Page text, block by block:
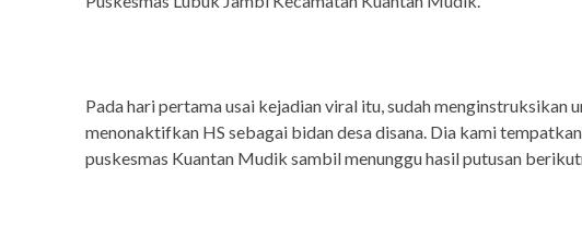
Pada hari pertama usai kejadian viral itu, sudah menginstruksikan
menonaktifkan HS sebagai bidan desa disana. Dia kami
puskesmas Kuantan Mudik sambil menunggu hasil putusan